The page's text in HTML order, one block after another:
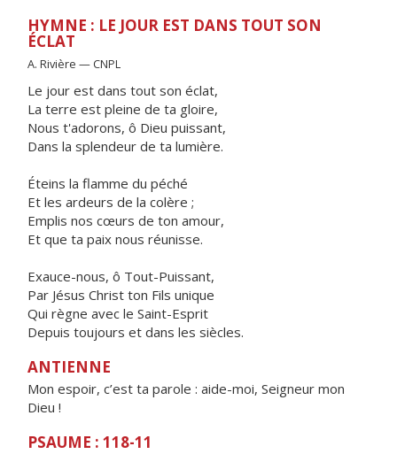
HYMNE : LE JOUR EST DANS TOUT SON
ÉCLAT
A. Rivière — CNPL
Le jour est dans tout son éclat,
La terre est pleine de ta gloire,
Nous t'adorons, ô Dieu puissant,
Dans la splendeur de ta lumière.
Éteins la flamme du péché
Et les ardeurs de la colère ;
Emplis nos cœurs de ton amour,
Et que ta paix nous réunisse.
Exauce-nous, ô Tout-Puissant,
Par Jésus Christ ton Fils unique
Qui règne avec le Saint-Esprit
Depuis toujours et dans les siècles.
ANTIENNE
Mon espoir, c’est ta parole : aide-moi, Seigneur mon
Dieu !
PSAUME : 118-11